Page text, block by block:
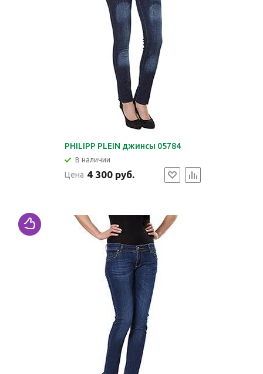
PHILIPP PLEIN джинсы 05784
В наличии
Цена 4 300 руб.